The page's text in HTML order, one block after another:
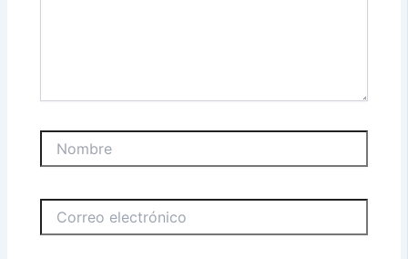
electrónico